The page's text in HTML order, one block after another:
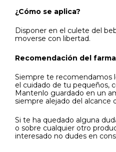
¿Cómo se aplica?
Disponer en el culete del
moverse con libertad.
Recomendación del
Siempre te recomendamos
el cuidado de tu pequeños,
Mantenlo guardado en un
siempre alejado del alcance
Si te ha quedado alguna
o sobre cualquier otro
interesado no dudes en